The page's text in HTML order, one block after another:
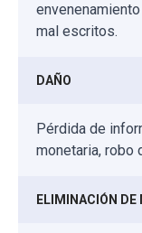
mal escritos.
DAÑO
Pérdida de
monetaria, robo
ELIMINACIÓN DE